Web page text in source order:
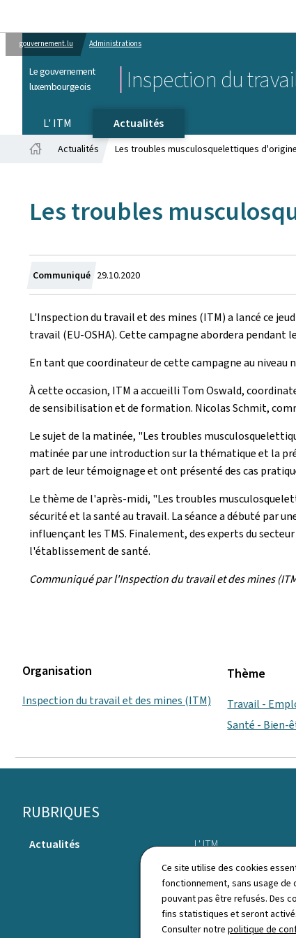
Ce site utilise des cookies
fonctionnement, sans usage de
pouvant pas être refusés. Des
fins statistiques et seront
Consulter notre politique de
gouvernement.lu Administrations
Le gouvernement
luxembourgeois
Inspection du
L' ITM
Actualités
Actualités Les troubles musculosquelettiques
Les troubles
Communiqué Crée
le
29.10.2020
L'Inspection du travail et des mines (ITM) a lancé ce
travail (EU-OSHA). Cette campagne abordera
En tant que coordinateur de cette campagne au
À cette occasion, ITM a accueilli Tom Oswald,
de sensibilisation et de formation. Nicolas Schmit,
Le sujet de la matinée, "Les troubles
matinée par une introduction sur la thématique et la
part de leur témoignage et ont présenté des cas
Le thème de l'après-midi, "Les troubles
sécurité et la santé au travail. La séance a débuté par
influençant les TMS. Finalement, des experts du
l'établissement de santé.
Communiqué par l'Inspection du travail et des mines
Organisation
Inspection du travail et des mines (ITM)
Thème
Travail -
Santé - Bien-
Pied
de
RUBRIQUES
Actualités L' ITM